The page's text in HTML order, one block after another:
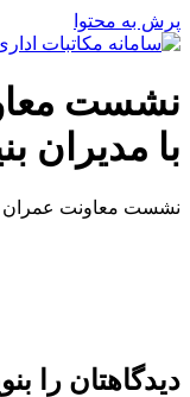
پرش به محتوا
نشست
با مدیران
نشست معاونت عمران
دیدگاهتان را